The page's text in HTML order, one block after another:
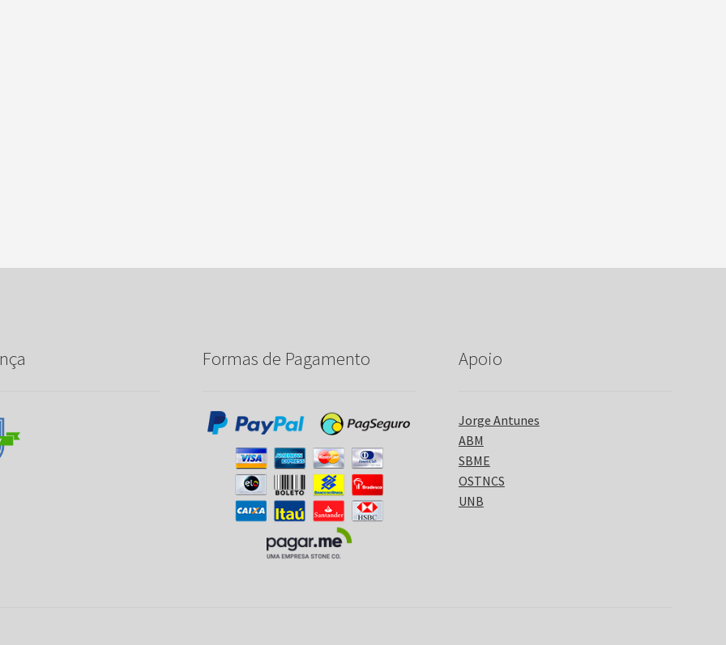
Formas de Pagamento Apoio
Jorge Antunes
ABM
SBME
OSTNCS
UNB